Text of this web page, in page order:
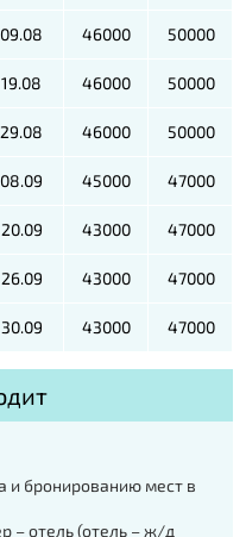
09.08 46000 50000
19.08 46000 50000
29.08 46000 50000
08.09 45000 47000
20.09 43000 47000
26.09 43000 47000
30.09 43000 47000
и бронированию мест в
– отель (отель – ж/д